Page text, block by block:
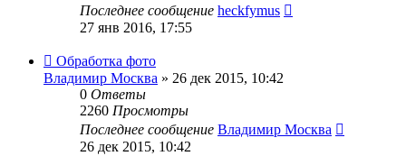
Последнее сообщение heckfymus
27 янв 2016, 17:55
Обработка фото
Владимир Москва » 26 дек 2015, 10:42
0 Ответы
2260 Просмотры
Последнее сообщение Владимир Москва
26 дек 2015, 10:42